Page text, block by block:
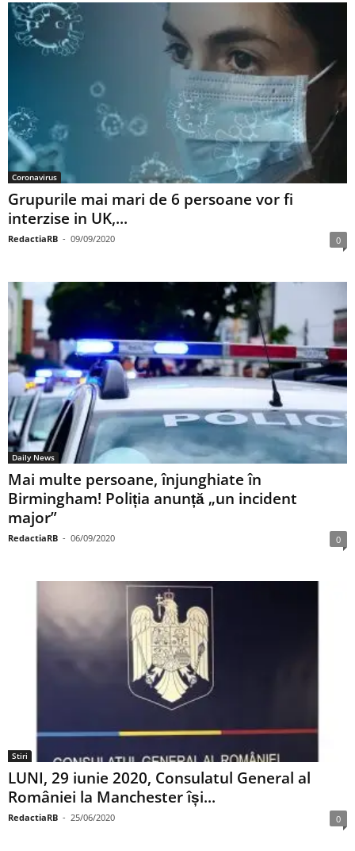
Coronavirus
Grupurile mai mari de 6 persoane vor fi
interzise in UK,...
RedactiaRB - 09/09/2020 0
Daily News
Mai multe persoane, înjunghiate în
Birmingham! Poliția anunță „un incident
major”
RedactiaRB - 06/09/2020 0
Stiri
LUNI, 29 iunie 2020, Consulatul General al
României la Manchester își...
RedactiaRB - 25/06/2020 0